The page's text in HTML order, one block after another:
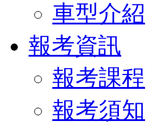
車型介紹
報考資訊
報考課程
報考須知